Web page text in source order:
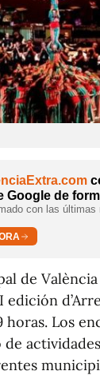
Google de
con las últimas
de
edición
horas. Los